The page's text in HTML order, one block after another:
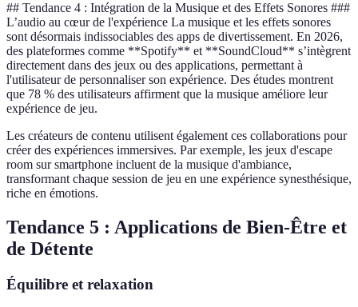
## Tendance 4 : Intégration de la Musique et des Effets Sonores ###
L’audio au cœur de l'expérience La musique et les effets sonores
sont désormais indissociables des apps de divertissement. En 2026,
des plateformes comme **Spotify** et **SoundCloud** s’intègrent
directement dans des jeux ou des applications, permettant à
l'utilisateur de personnaliser son expérience. Des études montrent
que 78 % des utilisateurs affirment que la musique améliore leur
expérience de jeu.
Les créateurs de contenu utilisent également ces collaborations pour
créer des expériences immersives. Par exemple, les jeux d'escape
room sur smartphone incluent de la musique d'ambiance,
transformant chaque session de jeu en une expérience synesthésique,
riche en émotions.
Tendance 5 : Applications de Bien-Être et
de Détente
Équilibre et relaxation